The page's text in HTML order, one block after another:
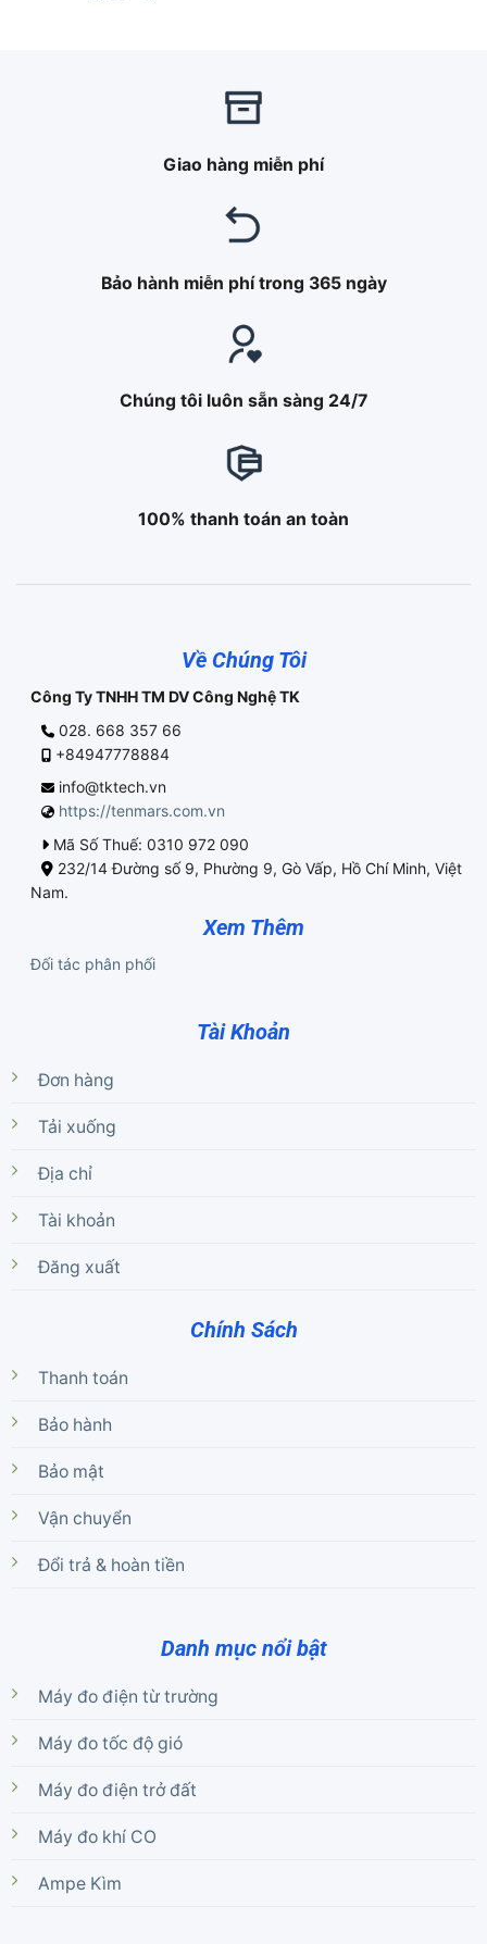
Giao hàng miễn phí
Bảo hành miễn phí trong 365 ngày
Chúng tôi luôn sẵn sàng 24/7
100% thanh toán an toàn
Về Chúng Tôi
Công Ty TNHH TM DV Công Nghệ TK
028. 668 357 66
+84947778884
info@tktech.vn
https://tenmars.com.vn
Mã Số Thuế: 0310 972 090
232/14 Đường số 9, Phường 9, Gò Vấp, Hồ Chí Minh, Việt
Nam.
Xem Thêm
Đối tác phân phối
Tài Khoản
Đơn hàng
Tải xuống
Địa chỉ
Tài khoản
Đăng xuất
Chính Sách
Thanh toán
Bảo hành
Bảo mật
Vận chuyển
Đổi trả & hoàn tiền
Danh mục nổi bật
Máy đo điện từ trường
Máy đo tốc độ gió
Máy đo điện trở đất
Máy đo khí CO
Ampe Kìm